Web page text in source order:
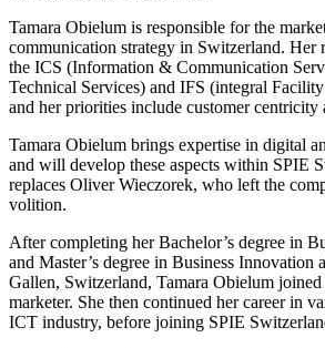
Tamara Obielum is responsible for the
communication strategy in Switzerland. Her
the ICS (Information & Communication
Technical Services) and IFS (integral
and her priorities include customer centricity
Tamara Obielum brings expertise in digital
and will develop these aspects within SPIE
replaces Oliver Wieczorek, who left the
volition.
After completing her Bachelor’s degree in
and Master’s degree in Business Innovation
Gallen, Switzerland, Tamara Obielum
marketer. She then continued her career in
ICT industry, before joining SPIE